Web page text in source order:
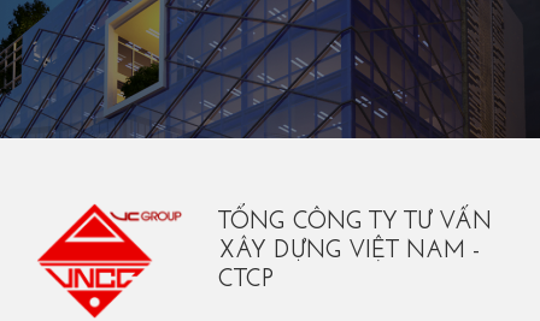
TỔNG CÔNG TY TƯ VẤN
XÂY DỰNG VIỆT NAM -
CTCP